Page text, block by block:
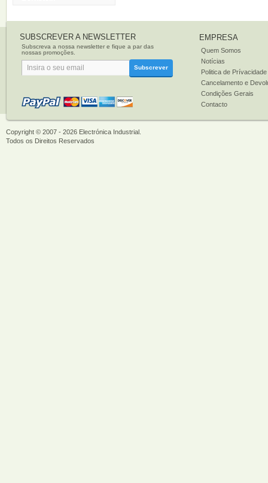
SUBSCREVER A NEWSLETTER
Subscreva a nossa newsletter e fique a par das
nossas promoções.
Subscrever
EMPRESA
Quem Somos
Notícias
Politica de Prívacidade
Cancelamento e
Condições Gerais
Contacto
Copyright © 2007 - 2026 Electrónica Industrial
Todos os Direitos Reservados